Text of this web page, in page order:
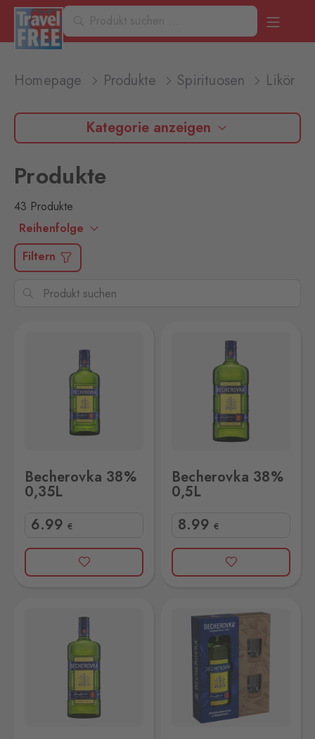
Homepage Produkte Spirituosen Likör
Kategorie anzeigen
Produkte
43 Produkte
Reihenfolge
Filtern
Becherovka 38%
0,35L
6.99 €
Becherovka 38%
0,5L
8.99 €